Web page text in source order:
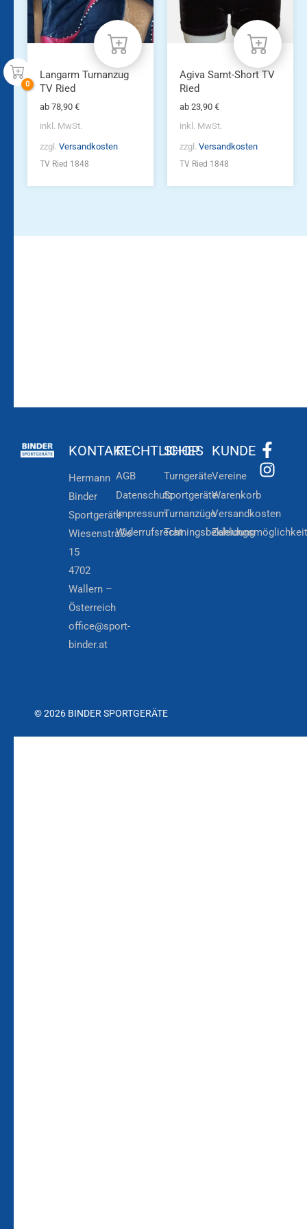
Die
Optionen
können
auf
Produktseite
gewählt
werden
Langarm Turnanzug
TV Ried
ab 78,90 €
inkl. MwSt.
zzgl. Versandkosten
TV Ried 1848
Die
Optionen
können
auf
Produktseite
gewählt
werden
Agiva Samt-Short TV
Ried
ab 23,90 €
inkl. MwSt.
zzgl. Versandkosten
TV Ried 1848
KONTAKT
Hermann
Binder
Sportgeräte
Wiesenstraße
15
4702
Wallern –
Österreich
office@sport-
binder.at
RECHTLICHES
AGB
Datenschutz
Impressum
Widerrufsrecht
SHOP
Turngeräte
Sportgeräte
Turnanzüge
Trainingsbekleidung
KUNDE
Vereine
Warenkorb
Versandkosten
© 2026 BINDER SPORTGERÄTE